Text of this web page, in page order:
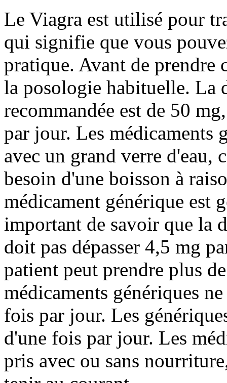
Le Viagra est utilisé pour
qui signifie que vous
pratique. Avant de prendre
la posologie habituelle. La
recommandée est de 50
par jour. Les médicaments
avec un grand verre
besoin d'une boisson à
médicament générique est
important de savoir que la
doit pas dépasser 4,5 mg
patient peut prendre plus
médicaments génériques
fois par jour. Les
d'une fois par jour. Les
pris avec ou sans